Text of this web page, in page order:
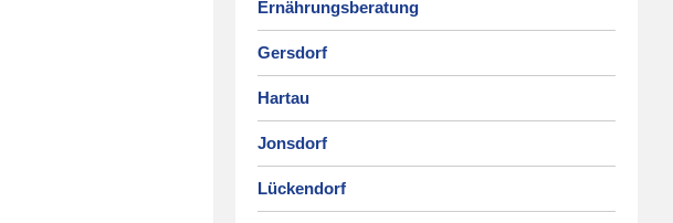
Ernährungsberatung
Gersdorf
Hartau
Jonsdorf
Lückendorf